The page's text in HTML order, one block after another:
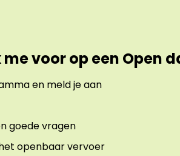
me voor op een Open
en meld je aan
goede vragen
openbaar vervoer